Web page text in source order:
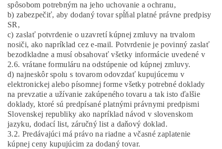
spôsobom potrebným na jeho uchovanie a ochranu,
b) zabezpečiť, aby dodaný tovar spĺňal platné právne predpisy
SR,
c) zaslať potvrdenie o uzavretí kúpnej zmluvy na trvalom
nosiči, ako napríklad cez e-mail. Potvrdenie je povinný zaslať
bezodkladne a musí obsahovať všetky informácie uvedené v
2.6. vrátane formuláru na odstúpenie od kúpnej zmluvy.
d) najneskôr spolu s tovarom odovzdať kupujúcemu v
elektronickej alebo písomnej forme všetky potrebné doklady
na prevzatie a užívanie zakúpeného tovaru a tak isto ďalšie
doklady, ktoré sú predpísané platnými právnymi predpismi
Slovenskej republiky ako napríklad návod v slovenskom
jazyku, dodací list, záručný list a daňový doklad.
3.2. Predávajúci má právo na riadne a včasné zaplatenie
kúpnej ceny kupujúcim za dodaný tovar.